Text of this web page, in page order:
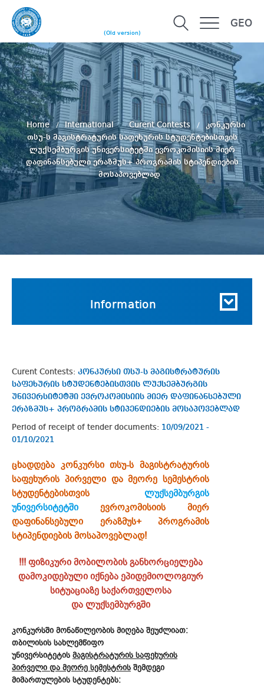
(Old version)
GEO
Home International Curent Contests
კონკურსი
თსუ-ს მაგისტრატურის საფეხურის სტუდენტებისთვის
ლუქსემბურგის უნივერსიტეტში ევროკომისიის მიერ
დაფინანსებული ერაზმუს+ პროგრამის სტიპენდიების
მოსაპოვებლად
Information
Curent Contests: კონკურსი თსუ-ს მაგისტრატურის
საფეხურის სტუდენტებისთვის ლუქსემბურგის
უნივერსიტეტში ევროკომისიის მიერ დაფინანსებული
ერაზმუს+ პროგრამის სტიპენდიების მოსაპოვებლად
Period of receipt of tender documents: 10/09/2021 -
01/10/2021
ცხადდება კონკურსი თსუ-ს მაგისტრატურის
საფეხურის პირველი და მეორე სემესტრის
სტუდენტებისთვის ლუქსემბურგის
უნივერსიტეტში ევროკომისიის მიერ
დაფინანსებული ერაზმუს+ პროგრამის
სტიპენდიების მოსაპოვებლად!
!!! ფიზიკური მობილობის განხორციელება
დამოკიდებული იქნება ეპიდემიოლოგიურ
სიტუაციაზე საქართველოსა
და ლუქსემბურგში
კონკურსში მონაწილეობის მიღება შეუძლიათ:
თბილისის სახლემწიფო
უნივერსიტეტის მაგისტრატურის საფეხურის
პირველი და მეორე სემესტრის შემდეგი
მიმართულების სტუდენტებს: